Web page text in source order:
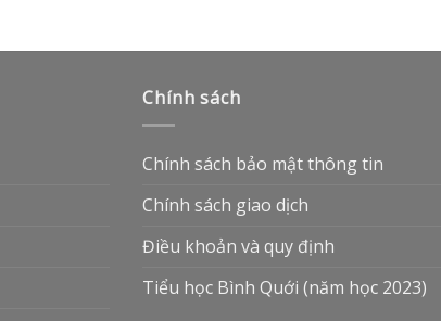
Chính sách
Chính sách bảo mật thông tin
Chính sách giao dịch
Điều khoản và quy định
Tiểu học Bình Quới (năm học 2023)